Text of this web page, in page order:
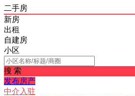
二手房
新房
出租
自建房
小区
搜 索
发布房产
中介入驻